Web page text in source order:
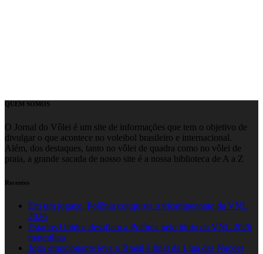
QUEM SOMOS
O Jornal do Vôlei é um site de informações que tem o objetivo de
divulgar o que acontece no voleibol brasileiro e internacional.
Além, dos destaques, tanto no vôlei de quadra como no vôlei de
praia, a grande sacada de nosso site é a nossa biblioteca de A a Z
Recentes
Em um jogaço, Polônia conquista o tricampeonato da VNL
2026
Estados Unidos desafiam a Polônia pelo título da VNL 2026
masculina
Jogo emocionante leva o Brasil à final da Liga das Nações